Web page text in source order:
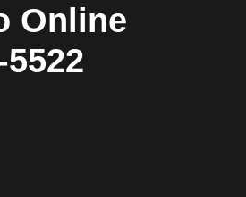
Online